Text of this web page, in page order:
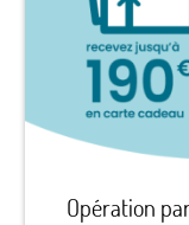
Opération